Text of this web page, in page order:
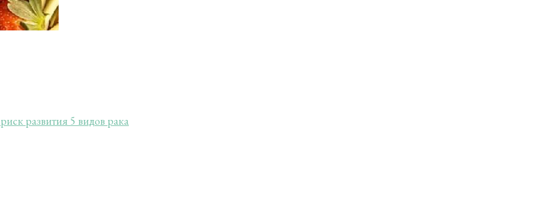
развития 5 видов рака